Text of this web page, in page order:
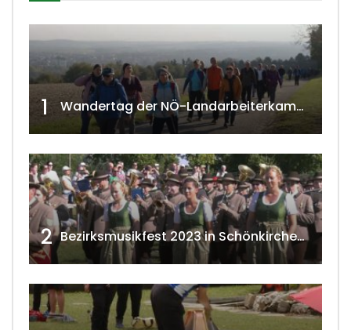
1 Wandertag der NÖ-Landarbeiterkammer in Hollabrunn 2024
2 Bezirksmusikfest 2023 in Schönkirchen-Reyersdorf